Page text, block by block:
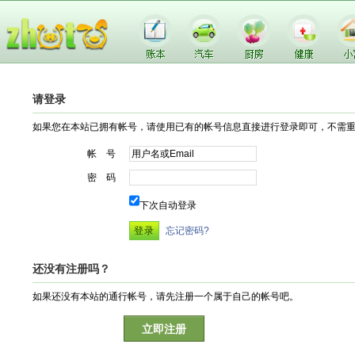
请登录
如果您在本站已拥有帐号，请使用已有的帐号信息直接进行登录即可，不需
帐 号
密 码
下次自动登录
忘记密码?
还没有注册吗？
如果还没有本站的通行帐号，请先注册一个属于自己的帐号吧。
立即注册